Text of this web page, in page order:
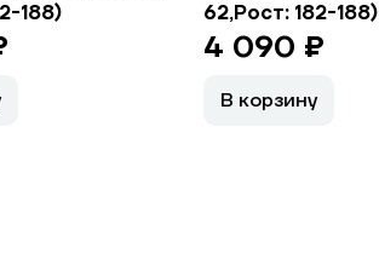
188)
62,Рост: 182-188)
4 090 ₽
В корзину